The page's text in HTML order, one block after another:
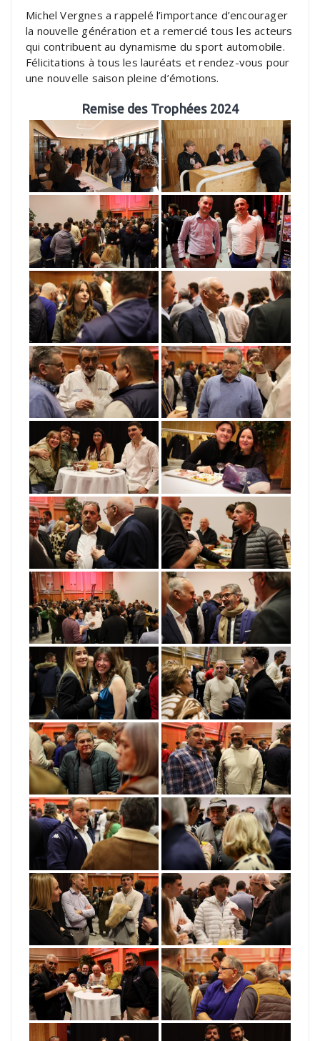
Michel Vergnes a rappelé l’importance d’encourager
la nouvelle génération et a remercié tous les acteurs
qui contribuent au dynamisme du sport automobile.
Félicitations à tous les lauréats et rendez-vous pour
une nouvelle saison pleine d’émotions.
Remise des Trophées 2024